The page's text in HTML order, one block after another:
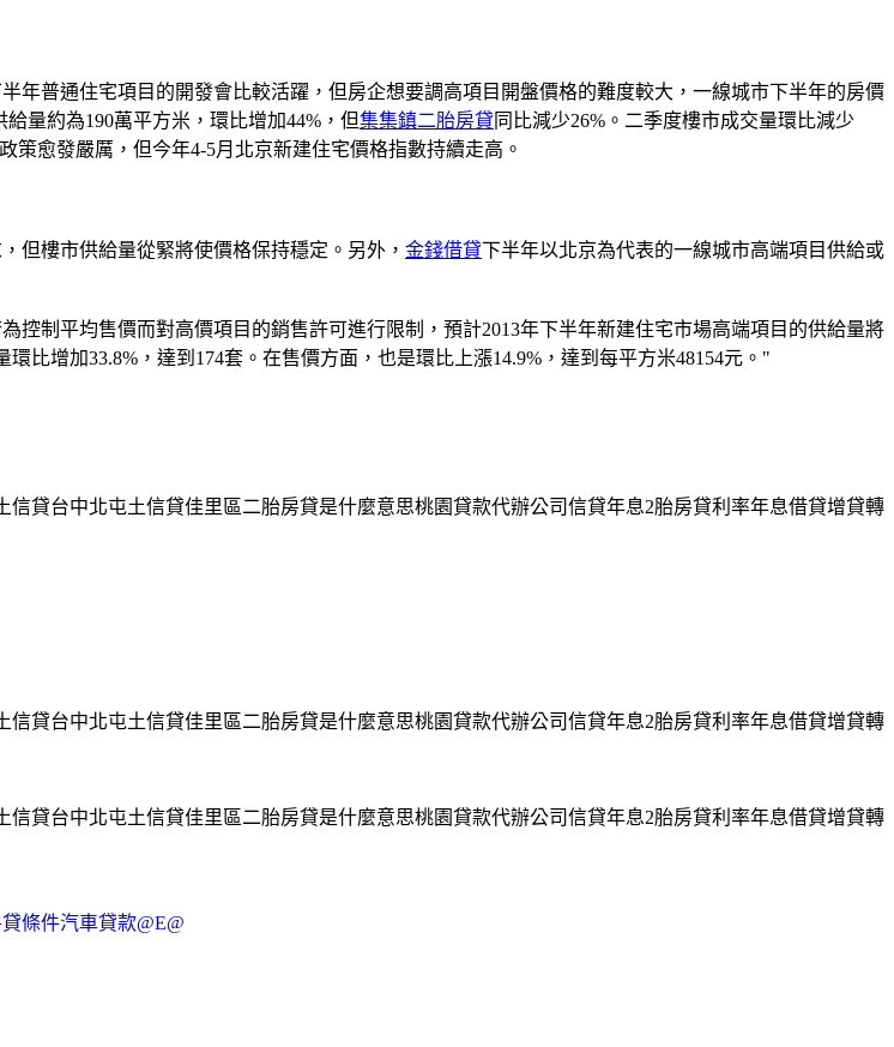
普通住宅項目的開發會比較活躍，但房企想要調高項目開盤價格的難度較大，一線城市下半年的房價
量約為190萬平方米，環比增加44%，但集集鎮二胎房貸 同比減少26%。二季度樓市成交量環比減少
策愈發嚴厲，但今年4-5月北京新建住宅價格指數持續走高。
樓市供給量從緊將使價格保持穩定。另外， 金錢借貸下半年以北京為代表的一線城市高端項目供給或
制平均售價而對高價項目的銷售許可進行限制，預計2013年下半年新建住宅市場高端項目的供給量將
比增加33.8%，達到174套。在售價方面，也是環比上漲14.9%，達到每平方米48154元。"
貸台中北屯土信貸佳里區二胎房貸是什麼意思桃園貸款代辦公司信貸年息2胎房貸利率年息借貸增貸轉
貸台中北屯土信貸佳里區二胎房貸是什麼意思桃園貸款代辦公司信貸年息2胎房貸利率年息借貸增貸轉
貸台中北屯土信貸佳里區二胎房貸是什麼意思桃園貸款代辦公司信貸年息2胎房貸利率年息借貸增貸轉
條件汽車貸款@E@